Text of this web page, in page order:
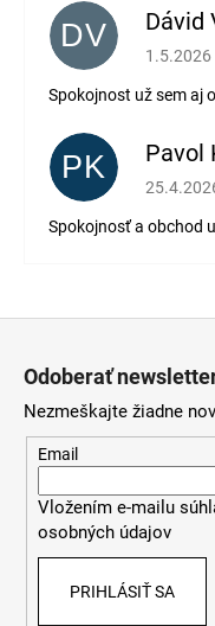
DV Dávid
1.5.2026
Spokojnost už sem aj
PK Pavol
Spokojnosť a obchod
Odoberať
Nezmeškajte žiadne
Email
Vložením e-mailu
osobných údajov
PRIHLÁSIŤ SA